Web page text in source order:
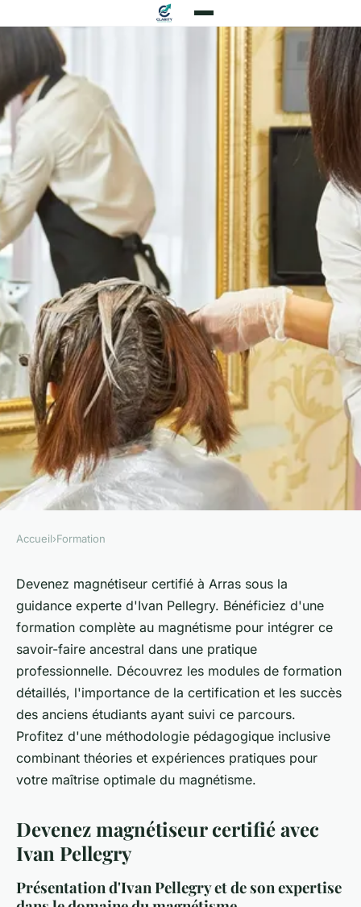
Devenez magnétiseur certifié
à arras avec ivan pellegry
Lou•24 août 2024•5 min de lecture
Accueil›Formation
Devenez magnétiseur certifié à Arras sous la
guidance experte d'Ivan Pellegry. Bénéficiez d'une
formation complète au magnétisme pour intégrer ce
savoir-faire ancestral dans une pratique
professionnelle. Découvrez les modules de formation
détaillés, l'importance de la certification et les succès
des anciens étudiants ayant suivi ce parcours.
Profitez d'une méthodologie pédagogique inclusive
combinant théories et expériences pratiques pour
votre maîtrise optimale du magnétisme.
Devenez magnétiseur certifié avec
Ivan Pellegry
Présentation d'Ivan Pellegry et de son expertise